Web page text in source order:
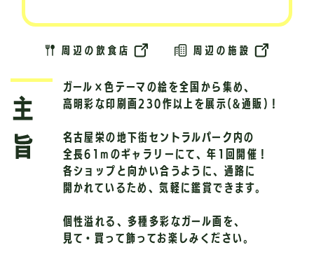
ガール×色テーマの絵を全国から集め、
高明彩な印刷画230作以上を展示(&通販)！
名古屋栄の地下街セントラルパーク内の
全長61mのギャラリーにて、年1回開催！
各ショップと向かい合うように、通路に
開かれているため、気軽に鑑賞できます。
個性溢れる、多種多彩なガール画を、
見て・買って飾ってお楽しみください。